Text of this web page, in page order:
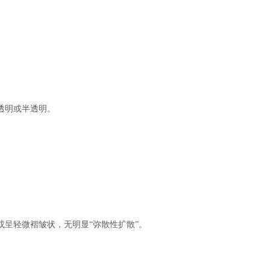
或半透明。
轻微褶皱状，无明显“弥散性扩散”。